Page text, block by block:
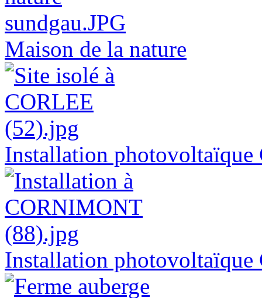
Maison de la nature
Installation photovoltaïque
Installation